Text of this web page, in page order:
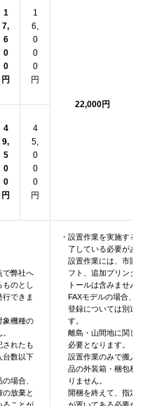
1
7,
6
0
0
円
1
6,
0
0
0
円
22,000円
4
9,
5
0
0
円
4
5,
0
0
0
円
で弊社へ
ものとし
行できま
象機種の
されたも
台数以下
場合、
の放棄と
・設置作業を実施する
了している必要があ
設置作業には、市販
フト、追加プリンタ
トールは含みません
FAXモデルの場合、
登録については別途
す。
離島・山間地に関し
必要となります。
設置作業のみで搬入
品の外装箱・梱包材
りません。
開梱を終えて、指定